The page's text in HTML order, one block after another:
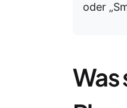
oder
Was